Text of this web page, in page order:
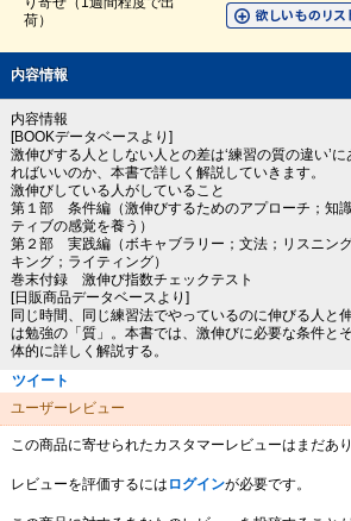
荷）
内容情報
内容情報
[BOOKデータベースより]
激伸びする人としない人との差は‘練習の質の違い’
ればいいのか、本書で詳しく解説していきます。
激伸びしている人がしていること
第１部 条件編（激伸びするためのアプローチ；知
ティブの感覚を養う）
第２部 実践編（ボキャブラリー；文法；リスニン
キング；ライティング）
巻末付録 激伸び指数チェックテスト
[日販商品データベースより]
同じ時間、同じ練習法でやっているのに伸びる人と
は勉強の「質」。本書では、激伸びに必要な条件と
体的に詳しく解説する。
ツイート
ユーザーレビュー
この商品に寄せられたカスタマーレビューはまだあり
レビューを評価するには ログインが必要です。